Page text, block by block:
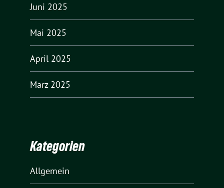
Juni 2025
Mai 2025
April 2025
März 2025
Kategorien
Allgemein